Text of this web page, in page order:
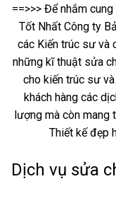
==>>> Để nhắm
Tốt Nhất Công ty
các Kiến trúc sư và
những kĩ thuật sửa
cho kiến trúc sư
khách hàng các
lượng mà còn mang
Thiết kế đẹp
Dịch vụ sửa